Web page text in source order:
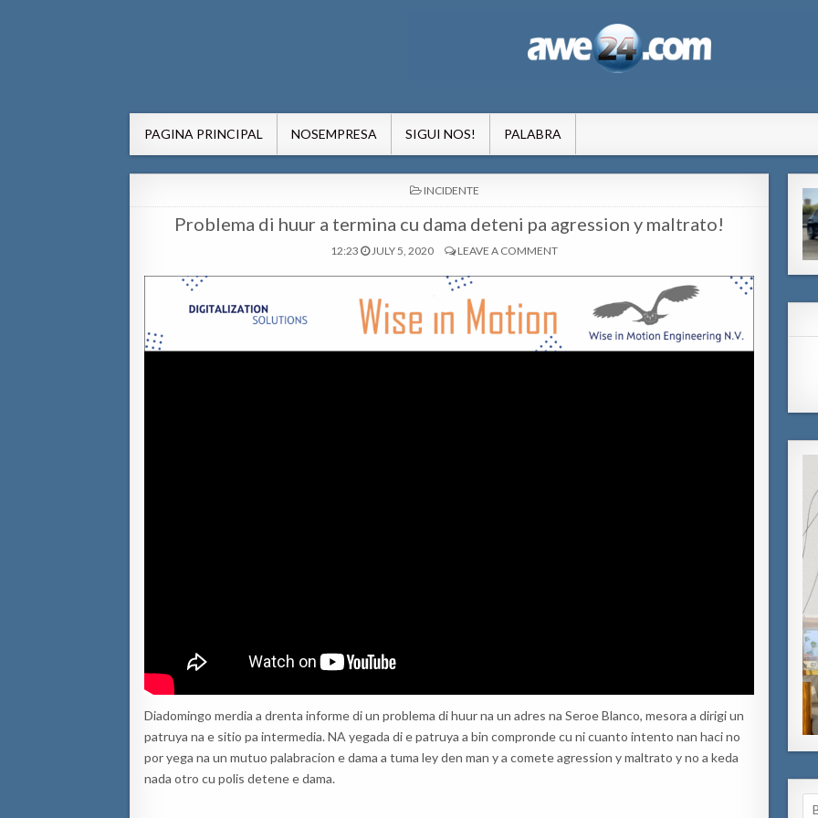
PAGINA PRINCIPAL NOSEMPRESA SIGUI NOS! PALABRA
POSTED
IN
INCIDENTE
Problema di huur a termina cu dama deteni pa agression y maltrato!
12:23 JULY 5, 2020 LEAVE A COMMENT
Diadomingo merdia a drenta informe di un problema di huur na un adres na Seroe Blanco, mesora a dirigi un
patruya na e sitio pa intermedia. NA yegada di e patruya a bin compronde cu ni cuanto intento nan haci no
por yega na un mutuo palabracion e dama a tuma ley den man y a comete agression y maltrato y no a keda
nada otro cu polis detene e dama.